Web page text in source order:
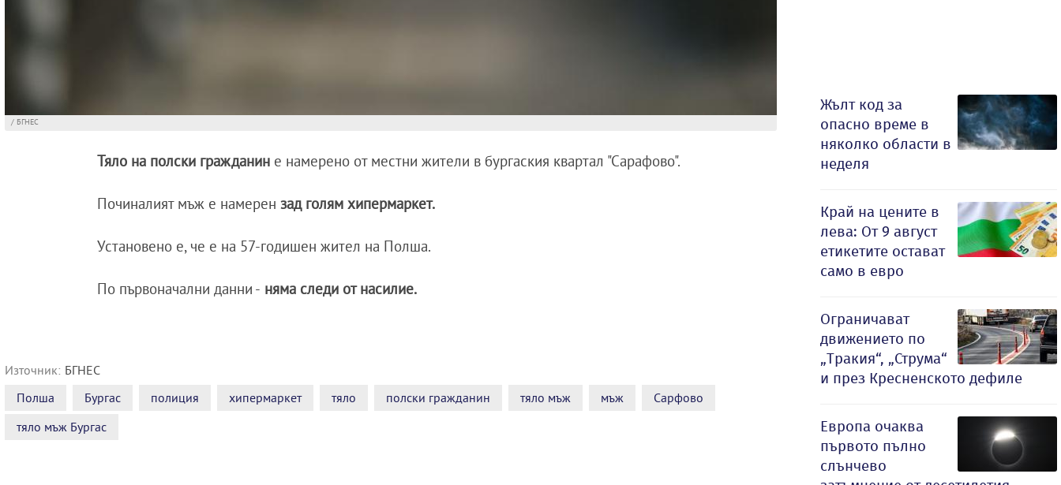
/ БГНЕС
Тяло на полски гражданин е намерено от местни жители в бургаския квартал "Сарафово".
Починалият мъж е намерензад голям хипермаркет.
Установено е, че е на 57-годишен жител на Полша.
По първоначални данни - няма следи от насилие.
Източник: БГНЕС
Полша
Бургас полиция хипермаркет тяло полски гражданин тяло мъж мъж
Сарфово
тяло мъж Бургас
Жълт код за
опасно време в
няколко области в
неделя
Край на цените в
лева: От 9 август
етикетите остават
само в евро
Ограничават
движението по
„Тракия“, „Струма“
и през Кресненското дефиле
Европа очаква
първото пълно
слънчево